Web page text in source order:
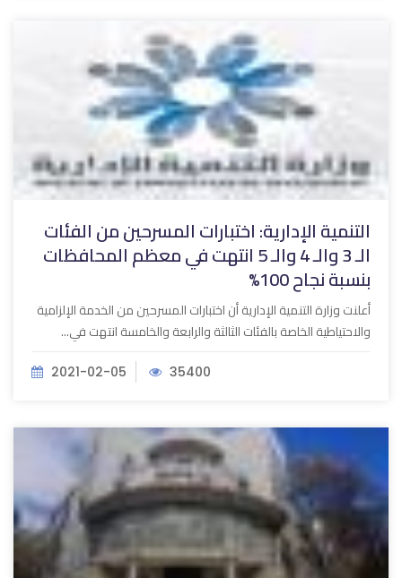
التنمية الإدارية: اختبارات المسرحين من الفئات
الـ 3 والـ 4 والـ 5 انتهت في معظم المحافظات
بنسبة نجاح 100%
أعلنت وزارة التنمية الإدارية أن اختبارات المسرحين من الخدمة الإلزامية
والاحتياطية الخاصة بالفئات الثالثة والرابعة والخامسة انتهت في...
2021-02-05 35400